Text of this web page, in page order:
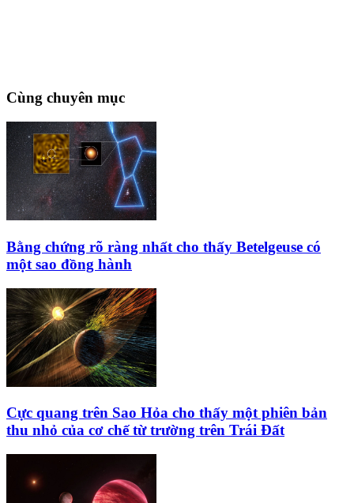
Cùng chuyên mục
Bằng chứng rõ ràng nhất cho thấy Betelgeuse có
một sao đồng hành
Cực quang trên Sao Hỏa cho thấy một phiên bản
thu nhỏ của cơ chế từ trường trên Trái Đất